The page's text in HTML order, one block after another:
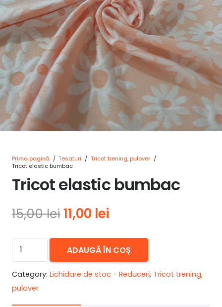
Prima pagină / Tesaturi / Tricot trening, pulover /
Tricot elastic bumbac
Tricot elastic bumbac
15,00leiPrețul
a
fost:
15,00 lei.
11,00 lei
este:
11,00 lei.
Cantitate
Tricot
elastic
bumbac
ADAUGĂ ÎN COȘ
Category: Lichidare de stoc - Reduceri, Tricot trening,
pulover